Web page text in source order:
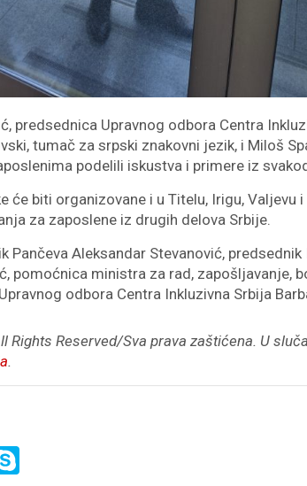
predsednica Upravnog odbora Centra
tumač za srpski znakovni jezik, i Miloš
podelili iskustva i primere iz
će biti organizovane i u Titelu, Irigu, Valjevu
za zaposlene iz drugih delova Srbije.
Pančeva Aleksandar Stevanović,
pomoćnica ministra za rad, zapošljavanje,
odbora Centra Inkluzivna Srbija
Rights Reserved/Sva prava zaštićena. U
.